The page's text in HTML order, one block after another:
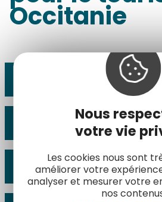
Nous
votre vie
Les cookies nous sont
améliorer votre
analyser et mesurer votre
nos
Occitanie
Thermalisme en Occitanie
L'Occitanie en train